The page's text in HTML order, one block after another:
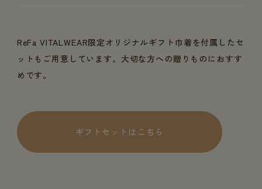
ReFa VITALWEAR限定オリジナルギフト巾着を付属したセ
ットもご用意しています。大切な方への贈りものにおすす
めです。
ギフトセットはこちら